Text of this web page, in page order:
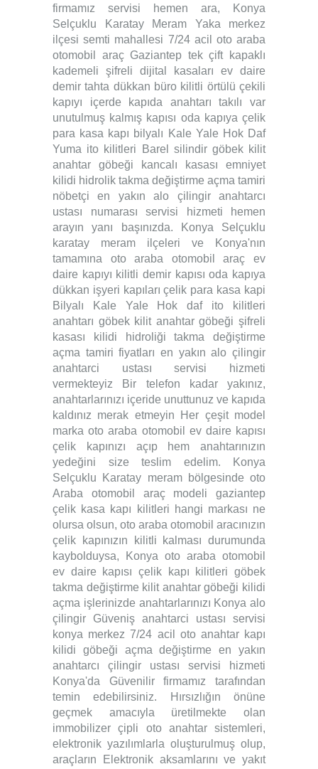
firmamız servisi hemen ara, Konya
Selçuklu Karatay Meram Yaka merkez
ilçesi semti mahallesi 7/24 acil oto araba
otomobil araç Gaziantep tek çift kapaklı
kademeli şifreli dijital kasaları ev daire
demir tahta dükkan büro kilitli örtülü çekili
kapıyı içerde kapıda anahtarı takılı var
unutulmuş kalmış kapısı oda kapıya çelik
para kasa kapı bilyalı Kale Yale Hok Daf
Yuma ito kilitleri Barel silindir göbek kilit
anahtar göbeği kancalı kasası emniyet
kilidi hidrolik takma değiştirme açma tamiri
nöbetçi en yakın alo çilingir anahtarcı
ustası numarası servisi hizmeti hemen
arayın yanı başınızda. Konya Selçuklu
karatay meram ilçeleri ve Konya'nın
tamamına oto araba otomobil araç ev
daire kapıyı kilitli demir kapısı oda kapıya
dükkan işyeri kapıları çelik para kasa kapi
Bilyalı Kale Yale Hok daf ito kilitleri
anahtarı göbek kilit anahtar göbeği şifreli
kasası kilidi hidroliği takma değiştirme
açma tamiri fiyatları en yakın alo çilingir
anahtarci ustası servisi hizmeti
vermekteyiz Bir telefon kadar yakınız,
anahtarlarınızı içeride unuttunuz ve kapıda
kaldınız merak etmeyin Her çeşit model
marka oto araba otomobil ev daire kapısı
çelik kapınızı açıp hem anahtarınızın
yedeğini size teslim edelim. Konya
Selçuklu Karatay meram bölgesinde oto
Araba otomobil araç modeli gaziantep
çelik kasa kapı kilitleri hangi markası ne
olursa olsun, oto araba otomobil aracınızın
çelik kapınızın kilitli kalması durumunda
kaybolduysa, Konya oto araba otomobil
ev daire kapısı çelik kapı kilitleri göbek
takma değiştirme kilit anahtar göbeği kilidi
açma işlerinizde anahtarlarınızı Konya alo
çilingir Güveniş anahtarci ustası servisi
konya merkez 7/24 acil oto anahtar kapı
kilidi göbeği açma değiştirme en yakın
anahtarcı çilingir ustası servisi hizmeti
Konya'da Güvenilir firmamız tarafından
temin edebilirsiniz.
Hırsızlığın önüne
geçmek amacıyla üretilmekte olan
immobilizer çipli oto anahtar sistemleri,
elektronik yazılımlarla oluşturulmuş olup,
araçların Elektronik aksamlarını ve yakıt